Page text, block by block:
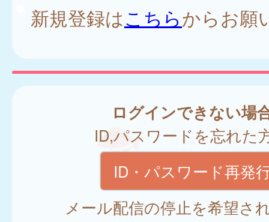
新規登録はこちらからお願
ログインできない場
ID,パスワードを忘れた
ID・パスワード再発
メール配信の停止を希望さ